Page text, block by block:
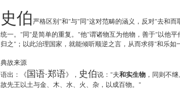
史伯 严格区别"和"与"同"这对范畴的涵义，反对"去和
统一。"同"是简单的重复。"他"谓诸物互为他物，善于"以他
归之"；以此治理国家，就能倾听顺逆之言，从而求得"和乐如
典故来源
语出：《国语·郑语》， 史伯说："夫和实生物 ，同则不
故先王以土与金、木、水、火、杂，以成百物。"